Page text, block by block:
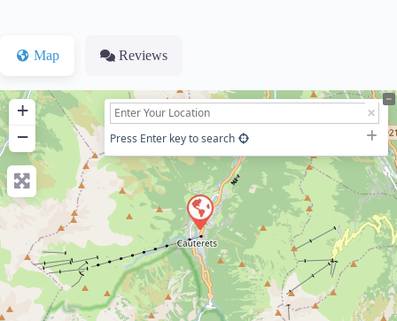
Map Reviews
+
−
Press Enter key to search